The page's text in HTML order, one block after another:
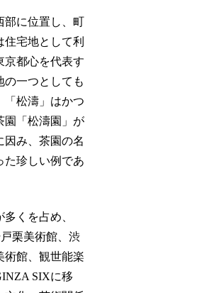
部に位置し、町
住宅地として利
京都心を代表す
の一つとしても
「松濤」はかつ
園「松濤園」が
因み、茶園の名
た珍しい例であ
くを占め、
戸栗美術館、渋
術館、観世能楽
SIXに移